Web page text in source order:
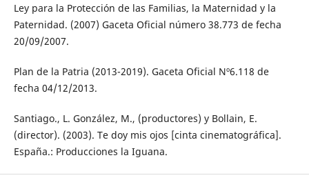
Ley para la Protección de las Familias, la Maternidad y la
Paternidad. (2007) Gaceta Oficial número 38.773 de fecha
20/09/2007.
Plan de la Patria (2013-2019). Gaceta Oficial Nº6.118 de
fecha 04/12/2013.
Santiago., L. González, M., (productores) y Bollain, E.
(director). (2003). Te doy mis ojos [cinta cinematográfica].
España.: Producciones la Iguana.